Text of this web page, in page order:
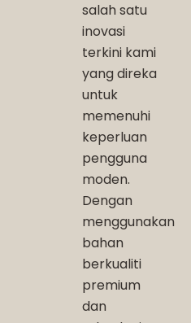
salah satu
inovasi
terkini kami
yang direka
untuk
memenuhi
keperluan
pengguna
moden.
Dengan
menggunakan
bahan
berkualiti
premium
dan